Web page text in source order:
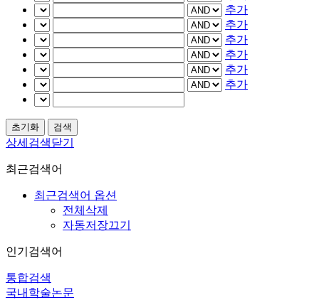
추가
추가
추가
추가
추가
추가
상세검색닫기
최근검색어
최근검색어 옵션
전체삭제
자동저장끄기
인기검색어
통합검색
국내학술논문